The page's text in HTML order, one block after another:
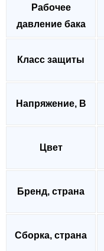
Рабочее
давление бака
Класс защиты
Напряжение, В
Цвет
Бренд, страна
Сборка, страна